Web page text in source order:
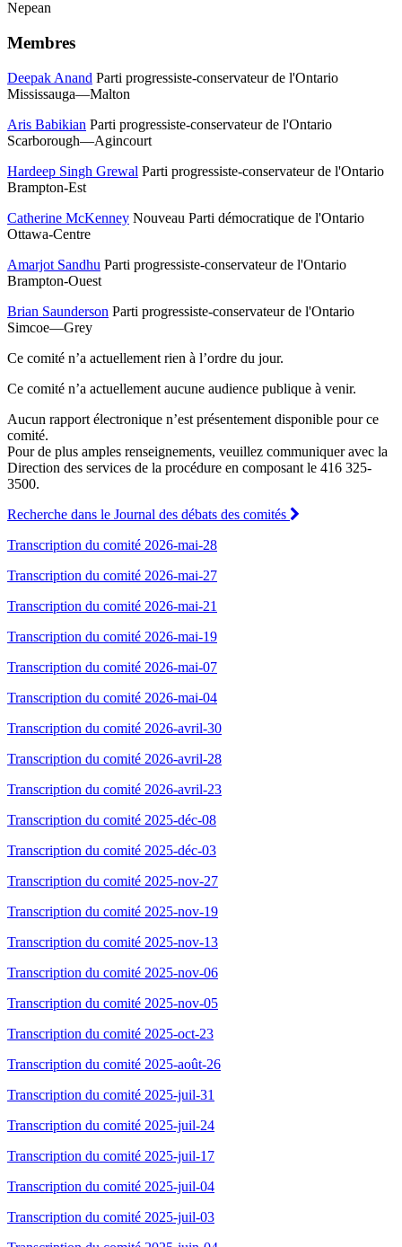
Nepean
Membres
Deepak Anand Parti progressiste-conservateur de l'Ontario
Mississauga—Malton
Aris Babikian Parti progressiste-conservateur de l'Ontario
Scarborough—Agincourt
Hardeep Singh Grewal Parti progressiste-conservateur de l'Ontario
Brampton-Est
Catherine McKenney Nouveau Parti démocratique de l'Ontario
Ottawa-Centre
Amarjot Sandhu Parti progressiste-conservateur de l'Ontario
Brampton-Ouest
Brian Saunderson Parti progressiste-conservateur de l'Ontario
Simcoe—Grey
Ce comité n’a actuellement rien à l’ordre du jour.
Ce comité n’a actuellement aucune audience publique à venir.
Aucun rapport électronique n’est présentement disponible pour ce
comité.
Pour de plus amples renseignements, veuillez communiquer avec la
Direction des services de la procédure en composant le 416 325-
3500.
Recherche dans le Journal des débats des comités
Transcription du comité 2026-mai-28
Transcription du comité 2026-mai-27
Transcription du comité 2026-mai-21
Transcription du comité 2026-mai-19
Transcription du comité 2026-mai-07
Transcription du comité 2026-mai-04
Transcription du comité 2026-avril-30
Transcription du comité 2026-avril-28
Transcription du comité 2026-avril-23
Transcription du comité 2025-déc-08
Transcription du comité 2025-déc-03
Transcription du comité 2025-nov-27
Transcription du comité 2025-nov-19
Transcription du comité 2025-nov-13
Transcription du comité 2025-nov-06
Transcription du comité 2025-nov-05
Transcription du comité 2025-oct-23
Transcription du comité 2025-août-26
Transcription du comité 2025-juil-31
Transcription du comité 2025-juil-24
Transcription du comité 2025-juil-17
Transcription du comité 2025-juil-04
Transcription du comité 2025-juil-03